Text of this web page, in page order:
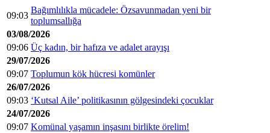
09:03
Bağımlılıkla mücadele: Özsavunmadan yeni bir
toplumsallığa
03/08/2026
09:06 Üç kadın, bir hafıza ve adalet arayışı
29/07/2026
09:07 Toplumun kök hücresi komünler
26/07/2026
09:03 ‘Kutsal Aile’ politikasının gölgesindeki çocuklar
24/07/2026
09:07 Komünal yaşamın inşasını birlikte örelim!